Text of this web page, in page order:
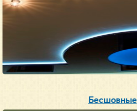
Бесшовные